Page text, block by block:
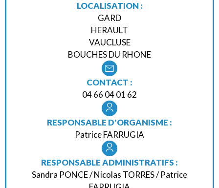
LOCALISATION :
GARD
HERAULT
VAUCLUSE
BOUCHES DU RHONE
CONTACT :
04 66 04 01 62
RESPONSABLE D'ORGANISME :
Patrice FARRUGIA
RESPONSABLE ADMINISTRATIFS :
Sandra PONCE / Nicolas TORRES / Patrice